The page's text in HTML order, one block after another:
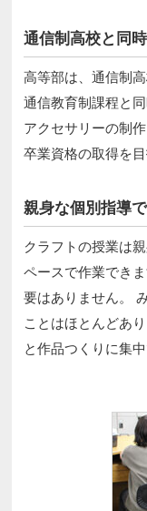
通信制高校と同
高等部は、通信制
通信教育制課程と
アクセサリーの制
卒業資格の取得を目
親身な個別指導
クラフトの授業は
ペースで作業でき
要はありません。
ことはほとんどあ
と作品つくりに集中